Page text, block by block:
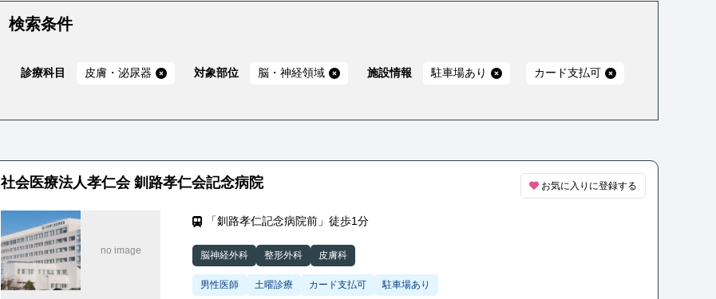
検索条件
診療科目 皮膚・泌尿器 対象部位 脳・神経領域 施設情報 駐車場あり カード支払可
社会医療法人孝仁会 釧路孝仁会記念病院 お気に入りに登録する
「釧路孝仁記念病院前」徒歩1分
脳神経外科 整形外科 皮膚科
男性医師 土曜診療 カード支払可 駐車場あり